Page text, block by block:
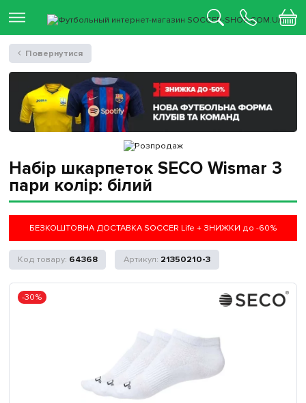
Набір шкарпеток SECO Wismar 3
пари колір: білий
БЕЗКОШТОВНА ДОСТАВКА SOCCER Life + ЗНИЖКИ до -60%
64368 21350210-3
-30%
Повернутися